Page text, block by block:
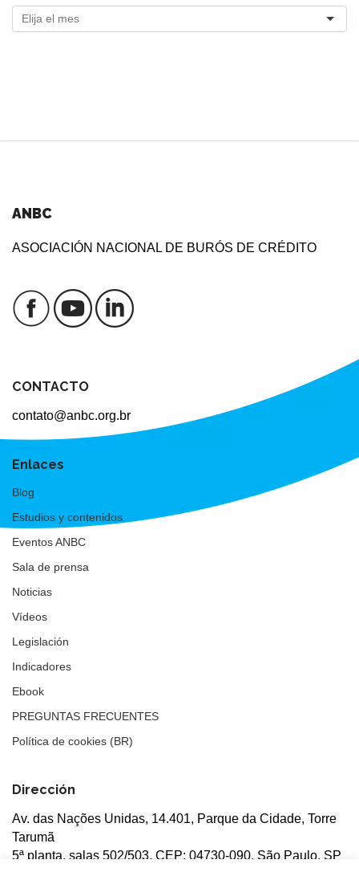
ANBC
ASOCIACIÓN NACIONAL DE BURÓS DE CRÉDITO
CONTACTO
contato@anbc.org.br
Enlaces
Blog
Estudios y contenidos
Eventos ANBC
Sala de prensa
Noticias
Vídeos
Legislación
Indicadores
Ebook
PREGUNTAS FRECUENTES
Política de cookies (BR)
Dirección
Av. das Nações Unidas, 14.401, Parque da Cidade, Torre
Tarumã
5ª planta, salas 502/503, CEP: 04730-090, São Paulo, SP